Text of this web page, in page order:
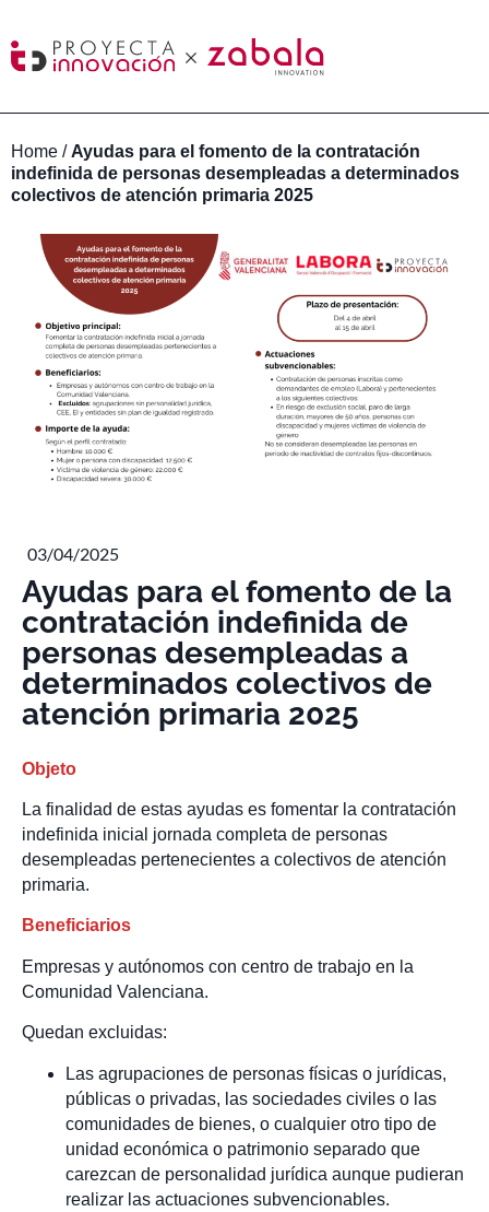
Home / Ayudas para el fomento de la contratación
indefinida de personas desempleadas a determinados
colectivos de atención primaria 2025
03/04/2025
Ayudas para el fomento de la
contratación indefinida de
personas desempleadas a
determinados colectivos de
atención primaria 2025
Objeto
La finalidad de estas ayudas es fomentar la contratación
indefinida inicial jornada completa de personas
desempleadas pertenecientes a colectivos de atención
primaria.
Beneficiarios
Empresas y autónomos con centro de trabajo en la
Comunidad Valenciana.
Quedan excluidas:
Las agrupaciones de personas físicas o jurídicas,
públicas o privadas, las sociedades civiles o las
comunidades de bienes, o cualquier otro tipo de
unidad económica o patrimonio separado que
carezcan de personalidad jurídica aunque pudieran
realizar las actuaciones subvencionables.